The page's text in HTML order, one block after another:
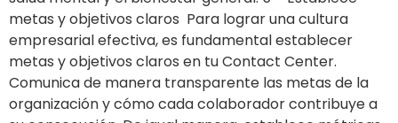
metas y objetivos claros Para lograr una cultura
empresarial efectiva, es fundamental establecer
metas y objetivos claros en tu Contact Center.
Comunica de manera transparente las metas de la
organización y cómo cada colaborador contribuye a